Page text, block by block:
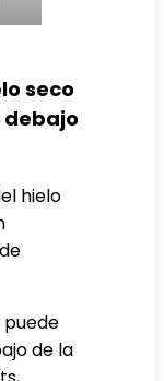
seco
hielo
puede
de la